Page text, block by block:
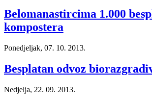
Belomanastircima 1.000
kompostera
Ponedjeljak, 07. 10. 2013.
Besplatan odvoz
Nedjelja, 22. 09. 2013.